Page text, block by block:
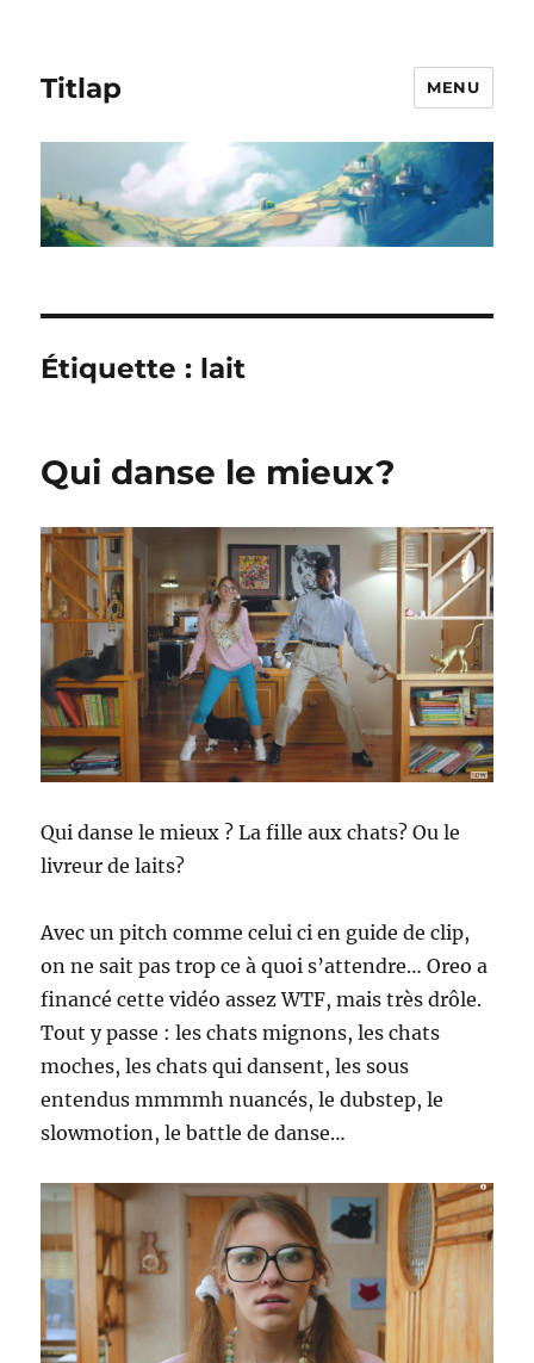
Titlap MENU
Étiquette : lait
Qui danse le mieux?
Qui danse le mieux ? La fille aux chats? Ou le
livreur de laits?
Avec un pitch comme celui ci en guide de clip,
on ne sait pas trop ce à quoi s’attendre… Oreo a
financé cette vidéo assez WTF, mais très drôle.
Tout y passe : les chats mignons, les chats
moches, les chats qui dansent, les sous
entendus mmmmh nuancés, le dubstep, le
slowmotion, le battle de danse…